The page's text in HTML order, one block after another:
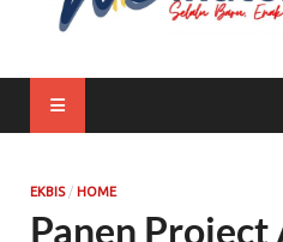
EKBIS/ HOME
Panen